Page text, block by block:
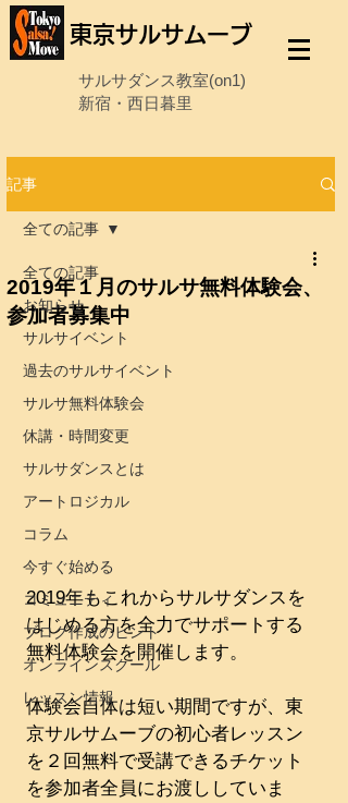
東京サルサムーブ
サルサダンス教室(on1)
新宿・西日暮里
記事
全ての記事
お知らせ
サルサイベント
過去のサルサイベント
サルサ無料体験会
休講・時間変更
サルサダンスとは
アートロジカル
コラム
今すぐ始める
コミュニティ
ブログ作成のヒント
オンラインスクール
レッスン情報
全ての記事
2019年１月のサルサ無料体験会、
参加者募集中
2019年もこれからサルサダンスを
はじめる方を全力でサポートする
無料体験会を開催します。
体験会自体は短い期間ですが、東
京サルサムーブの初心者レッスン
を２回無料で受講できるチケット
を参加者全員にお渡ししていま